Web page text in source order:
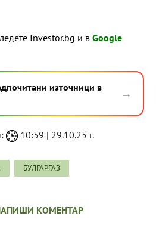
Investor.bg и в Google
източници в
→
10:59 | 29.10.25 г.
БУЛГАРГАЗ
КОМЕНТАР